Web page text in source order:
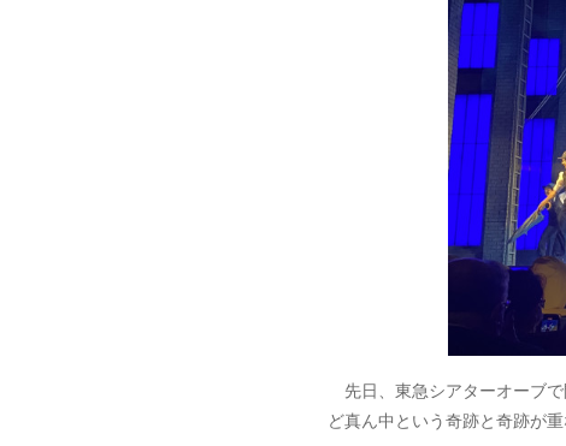
先日、東急シアターオーブ
ど真ん中という奇跡と奇跡が